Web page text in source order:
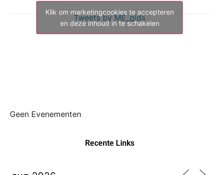
Tweets by ME_gids
Klik om marketingcookies te accepteren
en deze inhoud in te schakelen
Geen Evenementen
Recente Links